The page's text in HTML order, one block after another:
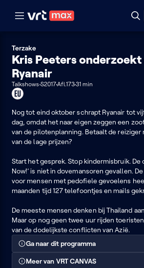
Naar hoofdinhoud Naar
Terzake
Kris Peeters onderzoekt
Ryanair
Talkshows S2017Afl.17331 min
Dit
kan
je
enkel
in
EU
bekijken
Nog tot eind oktober schrapt Ryanair tot
dag, omdat het naar eigen zeggen een
van de pilotenplanning. Betaalt de reiziger
van de lage prijzen?
Start het gesprek. Stop kindermisbruik. De
Now!’ is niet in dovemansoren gevallen.
voor mensen met pedofiele gevoelens
maanden tijd 127 telefoontjes en mails
De meeste mensen denken bij Thailand
Maar op nog geen twee uur rijden
van de dodelijkste conflicten van Azië.
Ga naar dit programma
Meer van VRT CANVAS